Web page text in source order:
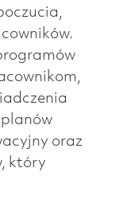
oraz
który